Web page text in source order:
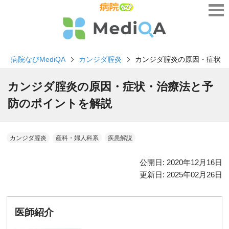
病院なびMediQA カンジダ腟炎 カンジダ腟炎の原因・症状
カンジダ腟炎の原因・症状・治療法と予
防のポイントを解説
カンジダ腟炎 産科・婦人科系 疾患解説
公開日: 2020年12月16日
更新日: 2025年02月26日
医師紹介